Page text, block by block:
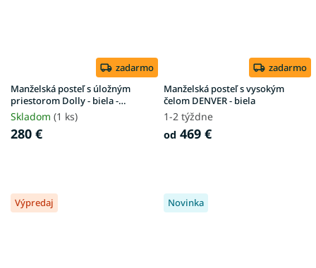
zadarmo
Manželská posteľ s úložným
priestorom Dolly - biela -
poškodený
Skladom (1 ks)
280 €
zadarmo
Manželská posteľ s vysokým
čelom DENVER - biela
1-2 týždne
od 469 €
Výpredaj Novinka